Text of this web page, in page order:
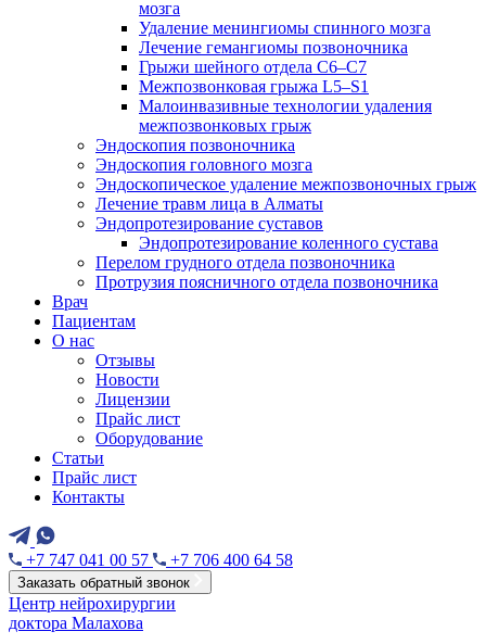
мозга
Удаление менингиомы спинного мозга
Лечение гемангиомы позвоночника
Грыжи шейного отдела С6–С7
Межпозвонковая грыжа L5–S1
Малоинвазивные технологии удаления
межпозвонковых грыж
Эндоскопия позвоночника
Эндоскопия головного мозга
Эндоскопическое удаление межпозвоночных грыж
Лечение травм лица в Алматы
Эндопротезирование суставов
Эндопротезирование коленного сустава
Перелом грудного отдела позвоночника
Протрузия поясничного отдела позвоночника
Врач
Пациентам
О нас
Отзывы
Новости
Лицензии
Прайс лист
Оборудование
Статьи
Прайс лист
Контакты
+7 747 041 00 57 +7 706 400 64 58
Заказать обратный звонок
Центр нейрохирургии
доктора Малахова